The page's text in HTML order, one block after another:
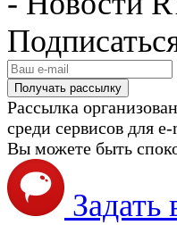
Рассылка
среди сервисов для
Вы можете быть